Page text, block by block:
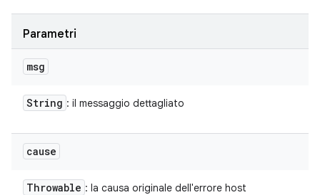
Parametri
msg
String : il messaggio dettagliato
cause
Throwable : la causa originale dell'errore host